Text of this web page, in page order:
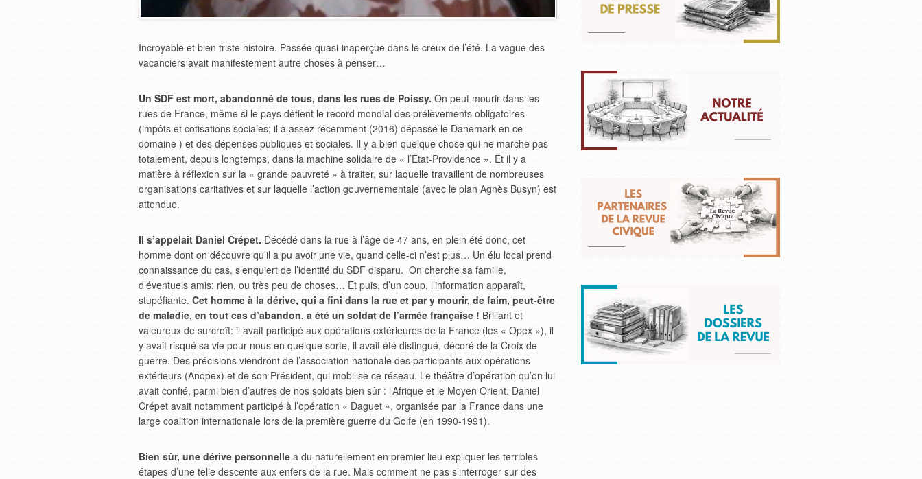
Incroyable et bien triste histoire. Passée quasi-inaperçue dans le creux de l’été. La vague des
vacanciers avait manifestement autre choses à penser…
Un SDF est mort, abandonné de tous, dans les rues de Poissy. On peut mourir dans les
rues de France, même si le pays détient le record mondial des prélèvements obligatoires
(impôts et cotisations sociales; il a assez récemment (2016) dépassé le Danemark en ce
domaine ) et des dépenses publiques et sociales. Il y a bien quelque chose qui ne marche pas
totalement, depuis longtemps, dans la machine solidaire de « l’Etat-Providence ». Et il y a
matière à réflexion sur la « grande pauvreté » à traiter, sur laquelle travaillent de nombreuses
organisations caritatives et sur laquelle l’action gouvernementale (avec le plan Agnès Busyn) est
attendue.
Il s’appelait Daniel Crépet. Décédé dans la rue à l’âge de 47 ans, en plein été donc, cet
homme dont on découvre qu’il a pu avoir une vie, quand celle-ci n’est plus… Un élu local prend
connaissance du cas, s’enquiert de l’identité du SDF disparu. On cherche sa famille,
d’éventuels amis: rien, ou très peu de choses… Et puis, d’un coup, l’information apparaît,
stupéfiante. Cet homme à la dérive, qui a fini dans la rue et par y mourir, de faim, peut-être
de maladie, en tout cas d’abandon, a été un soldat de l’armée française ! Brillant et
valeureux de surcroît: il avait participé aux opérations extérieures de la France (les « Opex »), il
y avait risqué sa vie pour nous en quelque sorte, il avait été distingué, décoré de la Croix de
guerre. Des précisions viendront de l’association nationale des participants aux opérations
extérieurs (Anopex) et de son Président, qui mobilise ce réseau. Le théâtre d’opération qu’on lui
avait confié, parmi bien d’autres de nos soldats bien sûr : l’Afrique et le Moyen Orient. Daniel
Crépet avait notamment participé à l’opération « Daguet », organisée par la France dans une
large coalition internationale lors de la première guerre du Golfe (en 1990-1991).
Bien sûr, une dérive personnelle a du naturellement en premier lieu expliquer les terribles
étapes d’une telle descente aux enfers de la rue. Mais comment ne pas s’interroger sur des